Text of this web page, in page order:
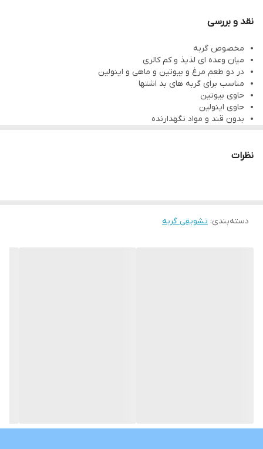
نقد و بررسی
مخصوص گربه
میان وعده ای لذیذ و کم کالری
در دو طعم مرغ و بیوتین و ماهی و اینولین
مناسب برای گربه های بد اشتها
حاوی بیوتین
حاوی اینولین
بدون قند و مواد نگهدارنده
نظرات
دسته‌بندی: تشویقی گربه